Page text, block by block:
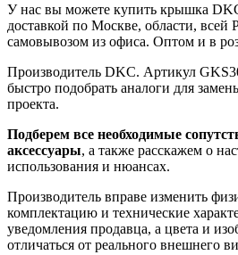
У нас вы можете купить крышка
доставкой по Москве, области, всей
самовывозом из офиса. Оптом и в
Производитель DKC. Артикул
быстро подобрать аналоги для
проекта.
Подберем все необходимые
аксессуары, а также расскажем о
использования и нюансах.
Производитель вправе изменить
комплектацию и технические
уведомления продавца, а цвета и
отличаться от реального внешнего